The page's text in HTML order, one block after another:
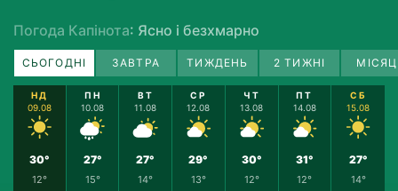
Погода Капінота: Ясно і безхмарно
СЬОГОДНІ ЗАВТРА ТИЖДЕНЬ 2 ТИЖНІ
НД
09.08
30°
12°
ПН
10.08
27°
15°
ВТ
11.08
27°
14°
СР
12.08
29°
13°
ЧТ
13.08
30°
12°
ПТ
14.08
31°
12°
СБ
15.08
27°
14°